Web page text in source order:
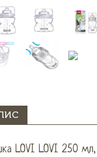
LOVI LOVI 250